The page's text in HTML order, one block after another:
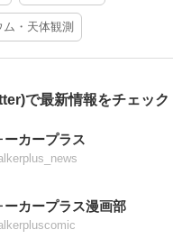
・天体観測
で最新情報をチェック
ーカープラス
ーカープラス漫画部